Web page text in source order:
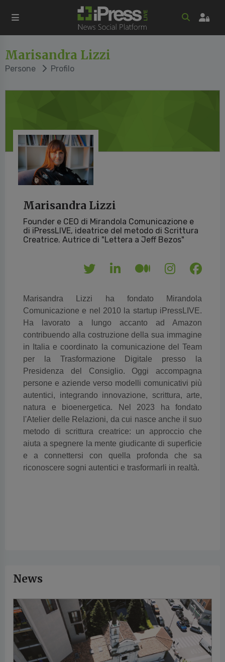
Marisandra Lizzi
Persone Profilo
Marisandra Lizzi
Founder e CEO di Mirandola Comunicazione e
di iPressLIVE, ideatrice del metodo di Scrittura
Creatrice. Autrice di "Lettera a Jeff Bezos"
Marisandra Lizzi ha fondato Mirandola
Comunicazione e nel 2010 la startup iPressLIVE.
Ha lavorato a lungo accanto ad Amazon
contribuendo alla costruzione della sua immagine
in Italia e coordinato la comunicazione del Team
per la Trasformazione Digitale presso la
Presidenza del Consiglio. Oggi accompagna
persone e aziende verso modelli comunicativi più
autentici, integrando innovazione, scrittura, arte,
natura e bioenergetica. Nel 2023 ha fondato
l'Atelier delle Relazioni, da cui nasce anche il suo
metodo di scrittura creatrice: un approccio che
aiuta a spegnere la mente giudicante di superficie
e a connettersi con quella profonda che sa
riconoscere sogni autentici e trasformarli in realtà.
News